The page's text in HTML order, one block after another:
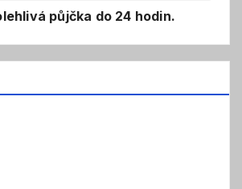
půjčka do 24 hodin.